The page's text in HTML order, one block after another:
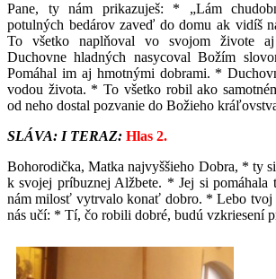
Pane, ty nám prikazuješ: * „Lám
potulných bedárov zaveď do domu ak vidíš
To všetko naplňoval vo svojom živote
Duchovne hladných nasycoval Božím
Pomáhal im aj hmotnými dobrami. *
vodou života. * To všetko robil ako
od neho dostal pozvanie do Božieho
SLÁVA: I TERAZ: Hlas 2.
Bohorodička, Matka najvyššieho Dobra, * ty
k svojej príbuznej Alžbete. * Jej si pomáhala
nám milosť vytrvalo konať dobro. * Lebo tvoj
nás učí: * Tí, čo robili dobré, budú vzkriesení